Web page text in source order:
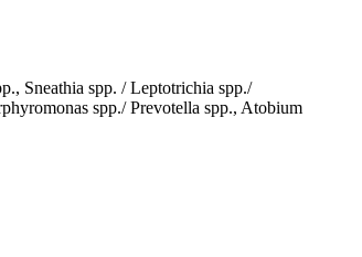
Sneathia spp. / Leptotrichia spp./
spp./ Prevotella spp., Atobium